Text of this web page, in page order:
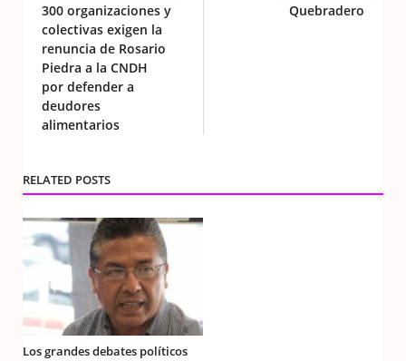
300 organizaciones y
colectivas exigen la
renuncia de Rosario
Piedra a la CNDH
por defender a
deudores
alimentarios
Quebradero
RELATED POSTS
Los grandes debates políticos